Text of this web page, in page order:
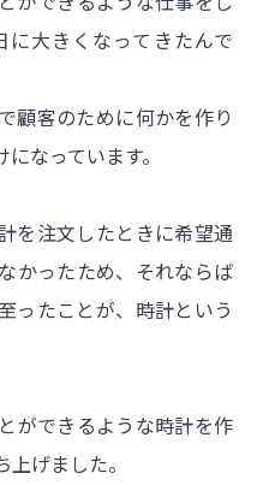
大きくなってきたんで
顧客のために何かを作り
なっています。
を注文したときに希望通
かったため、それならば
ったことが、時計という
ができるような時計を作
げました。